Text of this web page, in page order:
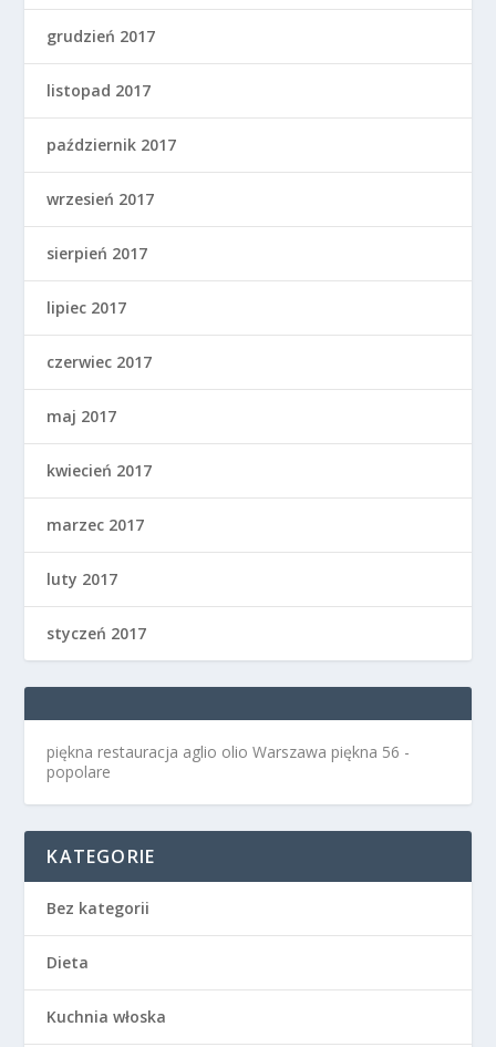
grudzień 2017
listopad 2017
październik 2017
wrzesień 2017
sierpień 2017
lipiec 2017
czerwiec 2017
maj 2017
kwiecień 2017
marzec 2017
luty 2017
styczeń 2017
piękna restauracja aglio olio Warszawa piękna 56 -
popolare
KATEGORIE
Bez kategorii
Dieta
Kuchnia włoska